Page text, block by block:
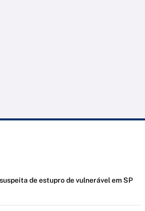
de estupro de vulnerável em SP